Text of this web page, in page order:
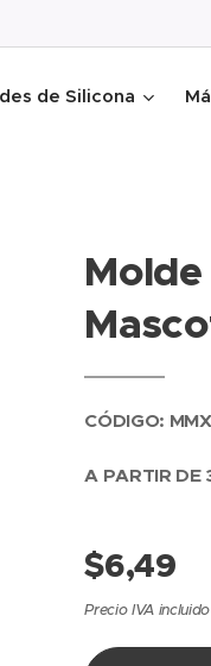
de Silicona
CÓDIGO:
A PARTIR DE
$6,49
Precio IVA incluido